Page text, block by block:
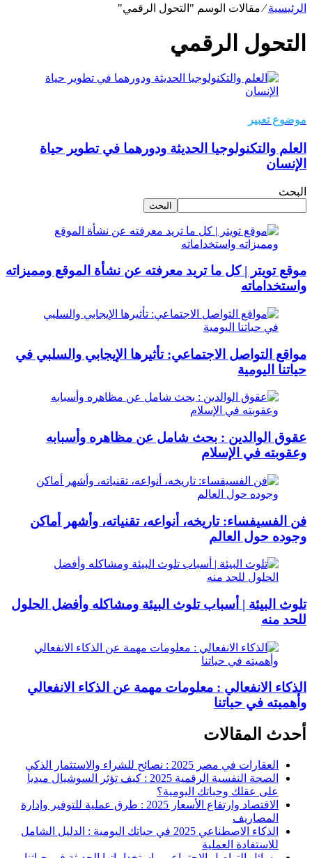
الرئيسية⁄مقالات الوسم "التحول الرقمي"
التحول الرقمي
موضوع تعبير
العلم والتكنولوجيا الحديثة ودورهما في تطوير حياة
الإنسان
البحث
البحث
موقع تويتر | كل ما تريد معرفته عن نشأة الموقع ومميزاته
واستخداماته
مواقع التواصل الاجتماعي: تأثيرها الإيجابي والسلبي في
حياتنا اليومية
عقوق الوالدين : بحث شامل عن مظاهره وأسبابه
وعقوبته في الإسلام
فن الفسيفساء: تاريخه، أنواعه، تقنياته، وأشهر أماكن
وجوده حول العالم
تلوث البيئة | أسباب تلوث البيئة ومشاكله وأفضل الحلول
للحد منه
الذكاء الانفعالي : معلومات مهمة عن الذكاء الانفعالي
وأهميته في حياتنا
أحدث المقالات
العقارات في مصر 2025 : نصائح للشراء والاستثمار الذكي
الصحة النفسية الرقمية 2025 : كيف تؤثر السوشيال ميديا
على عقلك وحياتك اليومية؟
الاقتصاد وارتفاع الأسعار 2025 : طرق عملية للتوفير وإدارة
المصاريف
الذكاء الاصطناعي 2025 في حياتك اليومية : الدليل الشامل
للاستفادة العملية